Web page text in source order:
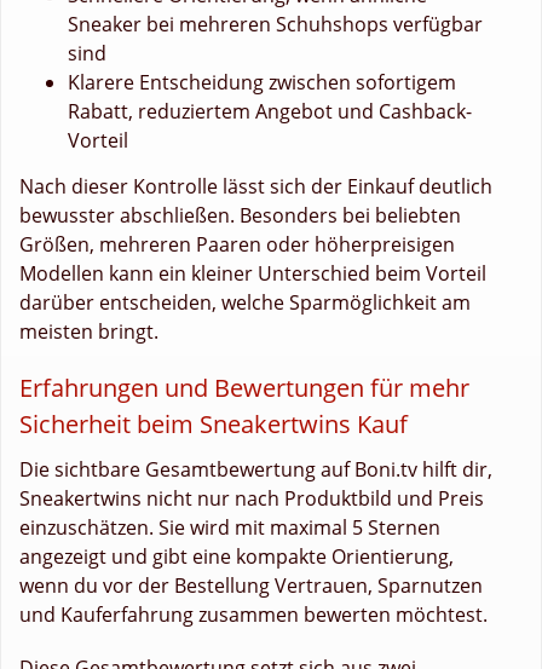
Sneaker bei mehreren Schuhshops verfügbar
sind
Klarere Entscheidung zwischen sofortigem
Rabatt, reduziertem Angebot und Cashback-
Vorteil
Nach dieser Kontrolle lässt sich der Einkauf deutlich
bewusster abschließen. Besonders bei beliebten
Größen, mehreren Paaren oder höherpreisigen
Modellen kann ein kleiner Unterschied beim Vorteil
darüber entscheiden, welche Sparmöglichkeit am
meisten bringt.
Erfahrungen und Bewertungen für mehr
Sicherheit beim Sneakertwins Kauf
Die sichtbare Gesamtbewertung auf Boni.tv hilft dir,
Sneakertwins nicht nur nach Produktbild und Preis
einzuschätzen. Sie wird mit maximal 5 Sternen
angezeigt und gibt eine kompakte Orientierung,
wenn du vor der Bestellung Vertrauen, Sparnutzen
und Kauferfahrung zusammen bewerten möchtest.